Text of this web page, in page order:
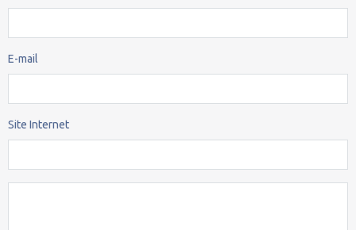
E-mail
Site Internet